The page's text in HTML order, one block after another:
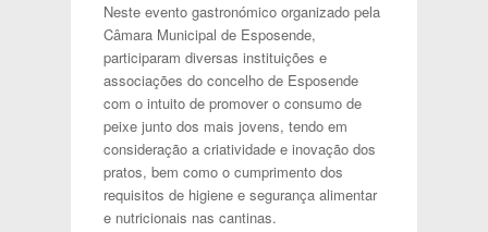
Neste evento gastronómico organizado pela
Câmara Municipal de Esposende,
participaram diversas instituições e
associações do concelho de Esposende
com o intuito de promover o consumo de
peixe junto dos mais jovens, tendo em
consideração a criatividade e inovação dos
pratos, bem como o cumprimento dos
requisitos de higiene e segurança alimentar
e nutricionais nas cantinas.